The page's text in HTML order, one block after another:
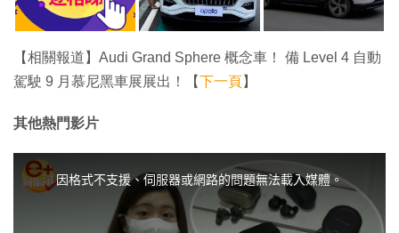
【相關報道】Audi Grand Sphere 概念車！ 備 Level 4 自動
駕駛 9 月慕尼黑車展展出！【下一頁】
其他熱門影片
因格式不支援、伺服器或網路的問題無法載入媒體。